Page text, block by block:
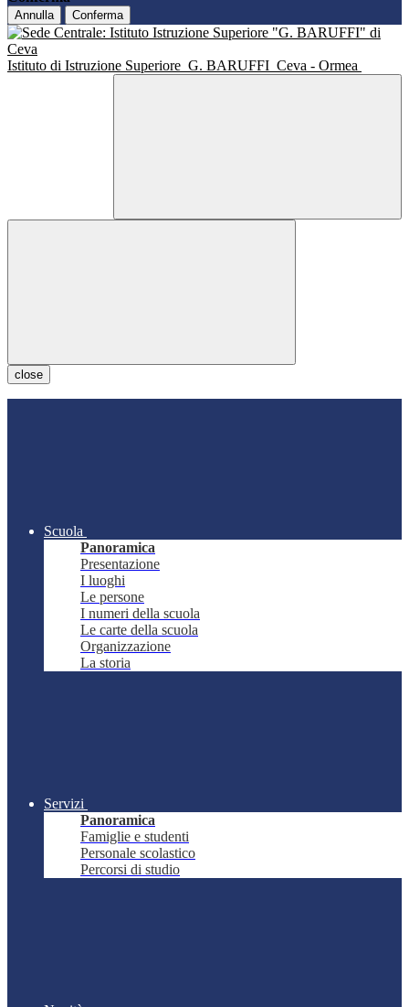
Annulla Conferma
Istituto di Istruzione Superiore G. BARUFFI Ceva - Ormea
close
Scuola
Panoramica
Presentazione
I luoghi
Le persone
I numeri della scuola
Le carte della scuola
Organizzazione
La storia
Servizi
Panoramica
Famiglie e studenti
Personale scolastico
Percorsi di studio